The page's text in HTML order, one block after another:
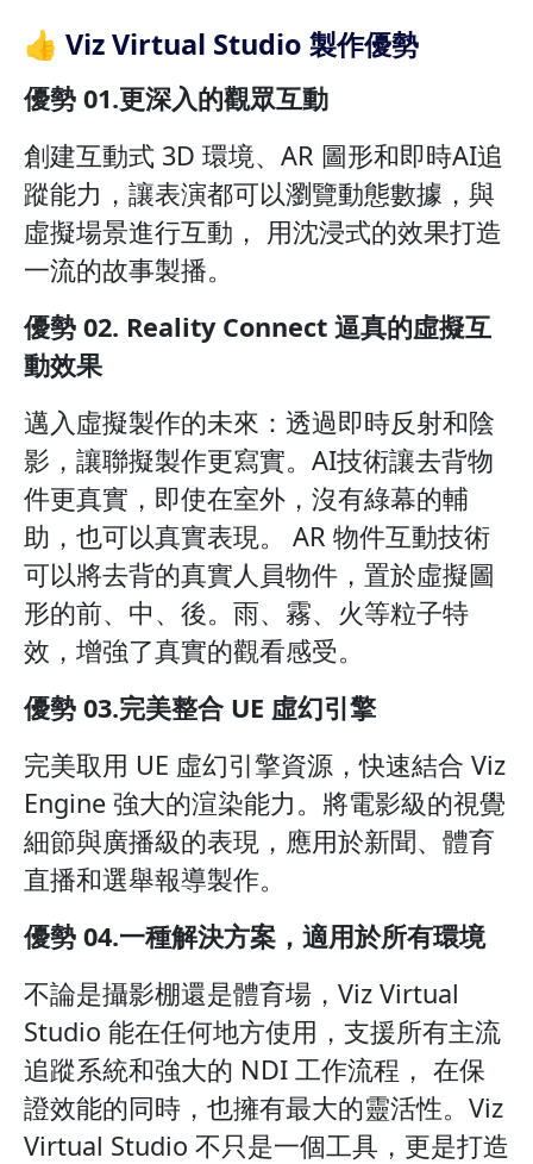
👍 Viz Virtual Studio 製作優勢
優勢 01.更深入的觀眾互動
創建互動式 3D 環境、AR 圖形和即時AI追
蹤能力，讓表演都可以瀏覽動態數據，與
虛擬場景進行互動， 用沈浸式的效果打造
一流的故事製播。
優勢 02. Reality Connect 逼真的虛擬互
動效果
邁入虛擬製作的未來：透過即時反射和陰
影，讓聯擬製作更寫實。AI技術讓去背物
件更真實，即使在室外，沒有綠幕的輔
助，也可以真實表現。 AR 物件互動技術
可以將去背的真實人員物件，置於虛擬圖
形的前、中、後。雨、霧、火等粒子特
效，增強了真實的觀看感受。
優勢 03.完美整合 UE 虛幻引擎
完美取用 UE 虛幻引擎資源，快速結合 Viz
Engine 強大的渲染能力。將電影級的視覺
細節與廣播級的表現，應用於新聞、體育
直播和選舉報導製作。
優勢 04.一種解決方案，適用於所有環境
不論是攝影棚還是體育場，Viz Virtual
Studio 能在任何地方使用，支援所有主流
追蹤系統和強大的 NDI 工作流程， 在保
證效能的同時，也擁有最大的靈活性。Viz
Virtual Studio 不只是一個工具，更是打造